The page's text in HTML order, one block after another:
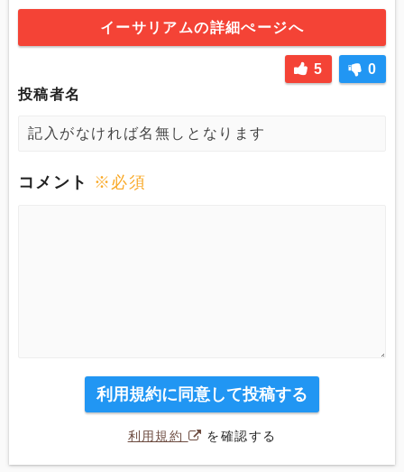
イーサリアムの詳細ぺージへ
5
0
投稿者名
コメント ※必須
利用規約に同意して投稿する
利用規約 を確認する